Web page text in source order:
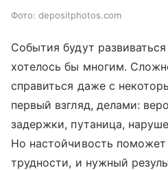
Фото: depositphotos.com
События будут
хотелось бы многим.
справиться даже с
первый взгляд, делами:
задержки, путаница,
Но настойчивость
трудности, и нужный